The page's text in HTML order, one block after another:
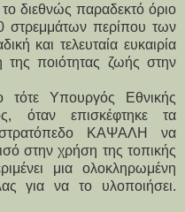
διεθνώς παραδεκτό όριο
στρεμμάτων περίπου των
και τελευταία ευκαιρία
της ποιότητας ζωής στην
Υπουργός Εθνικής
όταν επισκέφτηκε τα
στρατόπεδο ΚΑΨΑΛΗ να
στην χρήση της τοπικής
μια ολοκληρωμένη
για να το υλοποιήσει.